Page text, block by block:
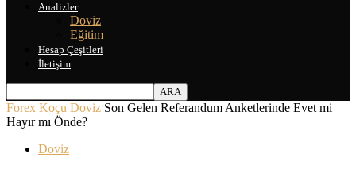
Analizler
Doviz
Eğitim
Hesap Çeşitleri
İletişim
Forex Koçu Doviz Son Gelen Referandum Anketlerinde Evet mi
Hayır mı Önde?
Doviz